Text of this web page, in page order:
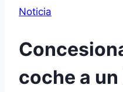
Noticia
coche a